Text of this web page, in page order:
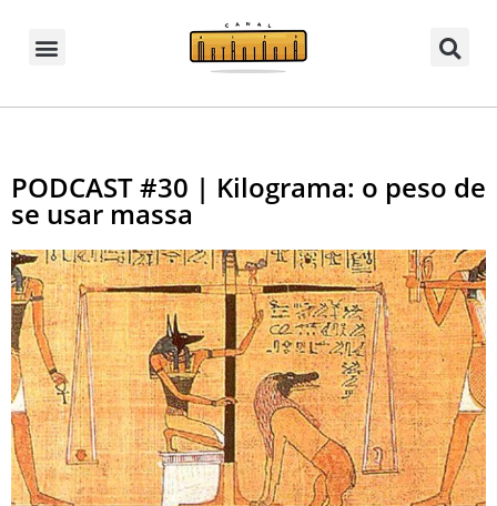
PODCAST #30 | Kilograma: o peso de
se usar massa